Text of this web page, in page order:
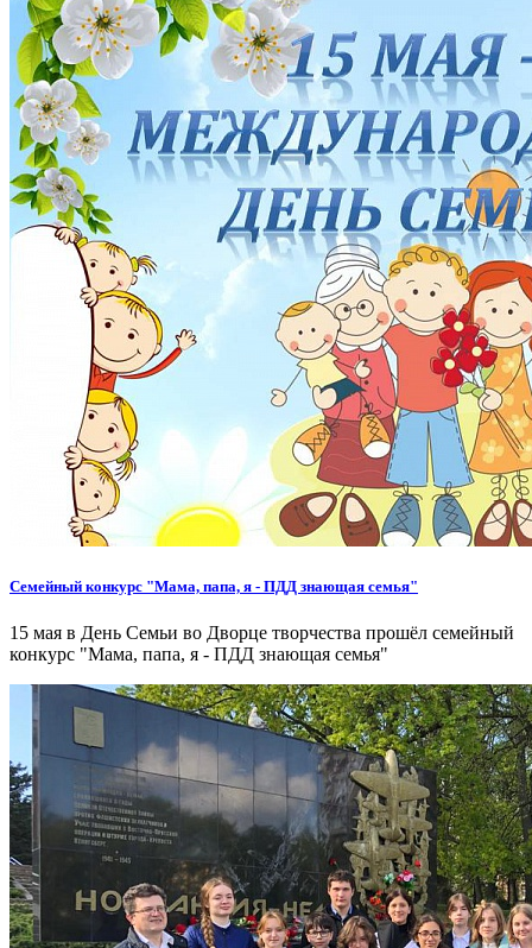
Семейный конкурс "Мама, папа, я - ПДД знающая семья"
15 мая в День Семьи во Дворце творчества прошёл семейный
конкурс "Мама, папа, я - ПДД знающая семья"